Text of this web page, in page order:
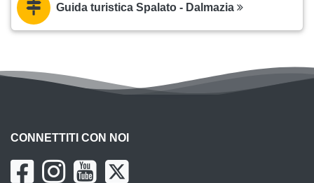
Guida turistica Spalato - Dalmazia
CONNETTITI CON NOI